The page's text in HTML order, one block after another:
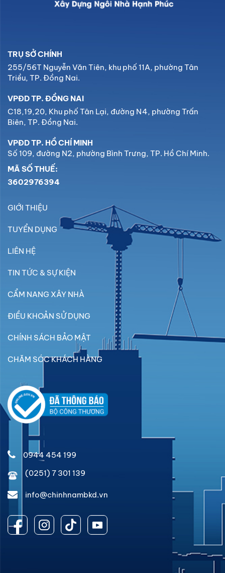
TRỤ SỞ CHÍNH
255/56T Nguyễn Văn Tiên, khu phố 11A, phường Tân
Triều, TP. Đồng Nai.
VPĐD TP. ĐỒNG NAI
C18,19,20, Khu phố Tân Lại, đường N4, phường Trấn
Biên, TP. Đồng Nai.
VPĐD TP. HỒ CHÍ MINH
Số 109, đường N2, phường Bình Trưng, TP. Hồ Chí Minh.
MÃ SỐ THUẾ:
3602976394
GIỚI THIỆU
TUYỂN DỤNG
LIÊN HỆ
TIN TỨC & SỰ KIỆN
CẨM NANG XÂY NHÀ
ĐIỀU KHOẢN SỬ DỤNG
CHÍNH SÁCH BẢO MẬT
CHĂM SÓC KHÁCH HÀNG
0944 454 199
(0251) 7 301 139
info@chinhnambkd.vn